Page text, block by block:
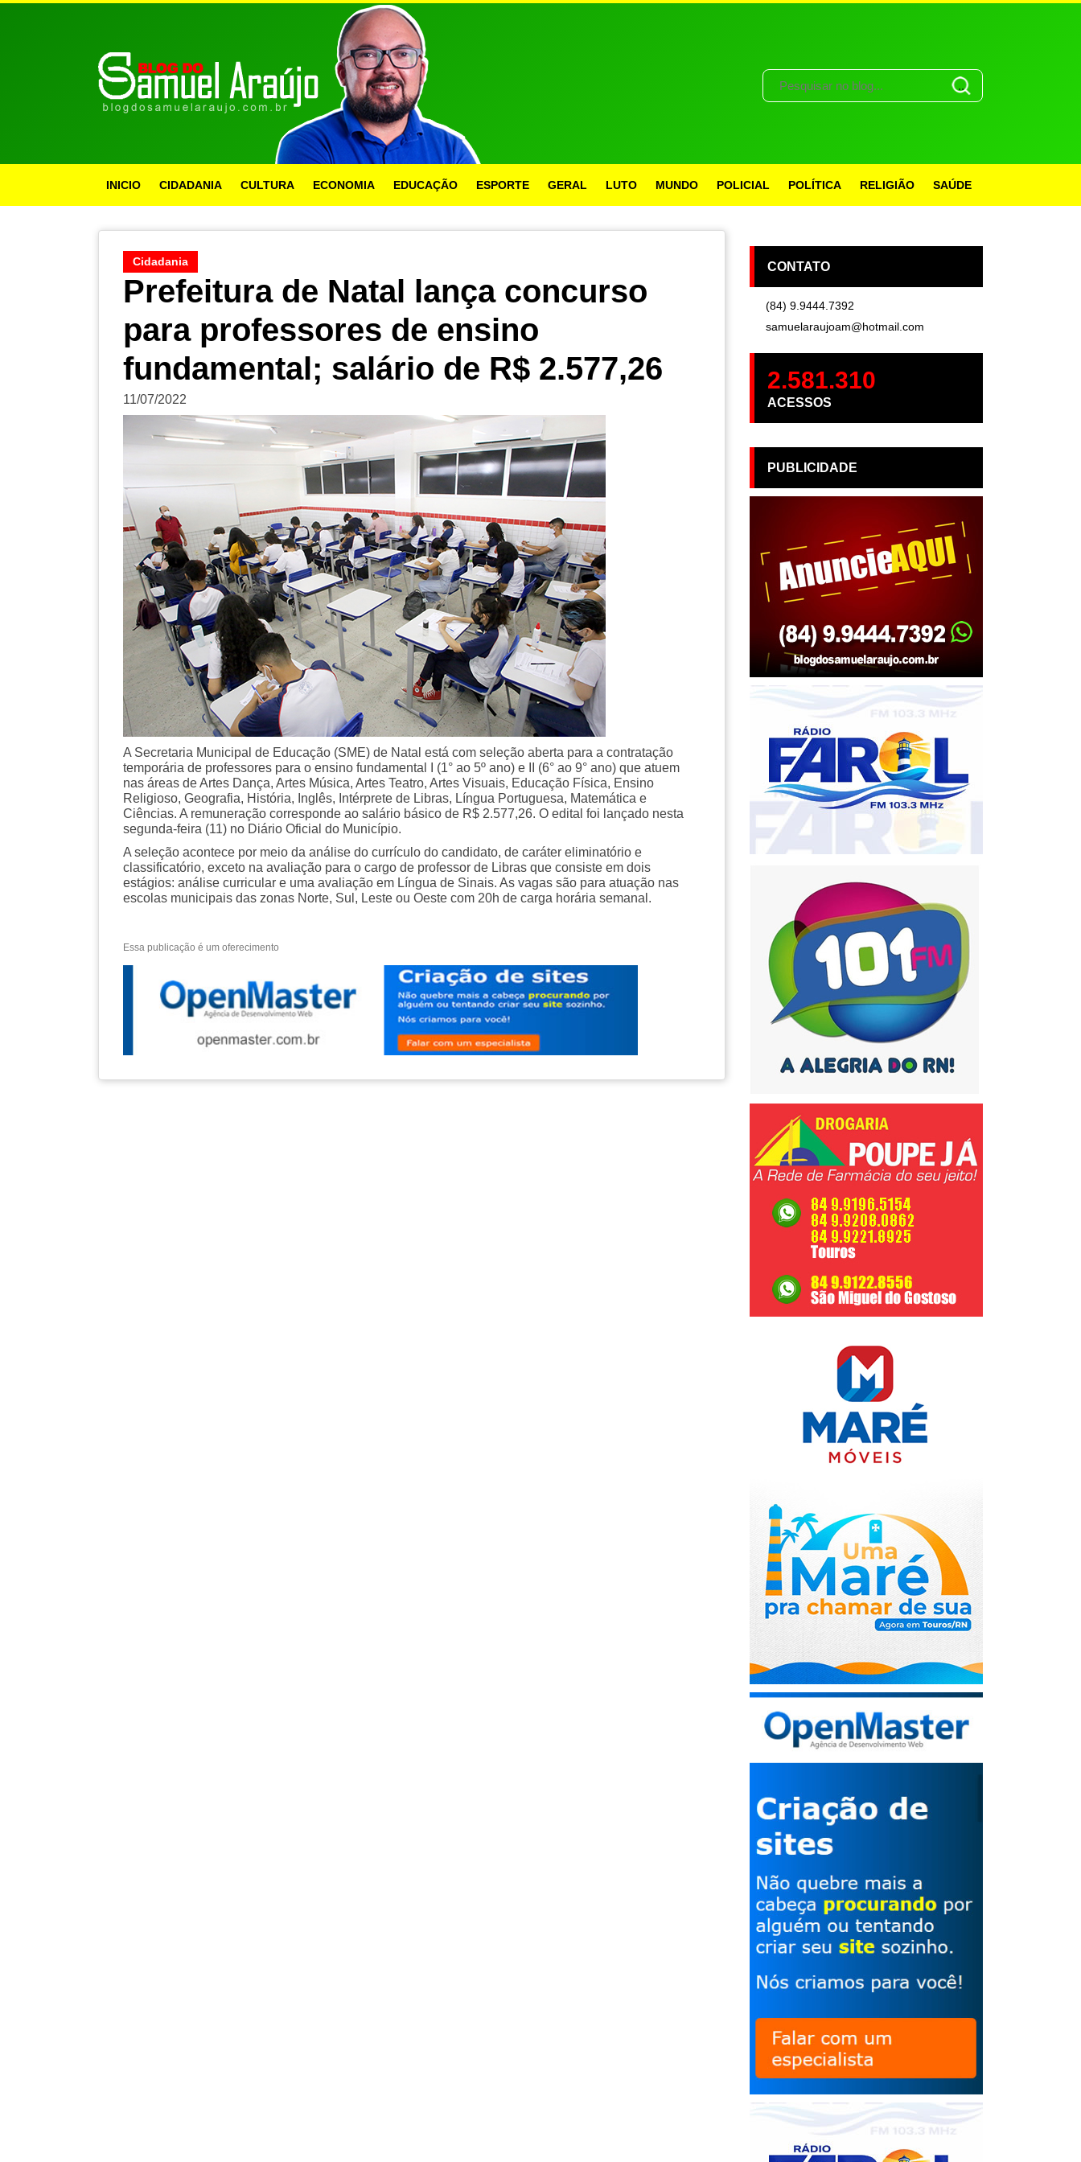
INICIO CIDADANIA CULTURA ECONOMIA EDUCAÇÃO ESPORTE GERAL LUTO MUNDO POLICIAL POLÍTICA RELIGIÃO SAÚDE
Cidadania
Prefeitura de Natal lança concurso
para professores de ensino
fundamental; salário de R$ 2.577,26
11/07/2022
A Secretaria Municipal de Educação (SME) de Natal está com seleção aberta para a contratação
temporária de professores para o ensino fundamental I (1° ao 5º ano) e II (6° ao 9° ano) que atuem
nas áreas de Artes Dança, Artes Música, Artes Teatro, Artes Visuais, Educação Física, Ensino
Religioso, Geografia, História, Inglês, Intérprete de Libras, Língua Portuguesa, Matemática e
Ciências. A remuneração corresponde ao salário básico de R$ 2.577,26. O edital foi lançado nesta
segunda-feira (11) no Diário Oficial do Município.
A seleção acontece por meio da análise do currículo do candidato, de caráter eliminatório e
classificatório, exceto na avaliação para o cargo de professor de Libras que consiste em dois
estágios: análise curricular e uma avaliação em Língua de Sinais. As vagas são para atuação nas
escolas municipais das zonas Norte, Sul, Leste ou Oeste com 20h de carga horária semanal.
Essa publicação é um oferecimento
CONTATO
(84) 9.9444.7392
samuelaraujoam@hotmail.com
2.581.310
ACESSOS
PUBLICIDADE